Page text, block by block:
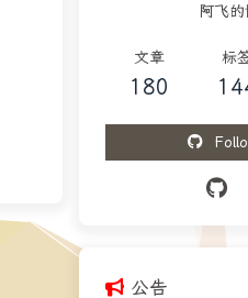
阿飞
文章
180
标
公告